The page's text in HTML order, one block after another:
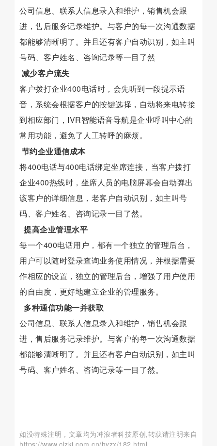
公司信息、联系人信息录入和维护，销售机会跟
进，售后服务记录维护。与客户的每一次沟通数据
都能够清晰明了。并且还有客户自动识别，如主叫
号码、客户姓名、咨询记录等一目了然
减少客户流失
客户拨打企业400电话时，会先听到一段提示语
音，系统会根据客户的按键选择，自动将来电转接
到相应部门，IVR智能语音导航是企业呼叫中心的
常用功能，避免了人工转呼的麻烦。
节约企业通信成本
将400电话与400电话绑定坐席连接，当客户拨打
企业400热线时，坐席人员的电脑屏幕会自动弹出
该客户的详细信息，老客户自动识别，如主叫号
码、客户姓名、咨询记录一目了然。
提高企业管理水平
每一个400电话用户，都有一个独立的管理后台，
用户可以随时登录查询业务使用情况，并根据需要
作相应的设置，独立的管理后台，增强了用户使用
的自由度，更好地建立企业的管理服务。
多种通信功能一并获取
公司信息、联系人信息录入和维护，销售机会跟
进，售后服务记录维护。与客户的每一次沟通数据
都能够清晰明了。并且还有客户自动识别，如主叫
号码、客户姓名、咨询记录等一目了然。
如没特殊注明，文章均为冲浪者科技原创,转载请注明来自
https://www.clzkj.com.cn/hyzx/182.html